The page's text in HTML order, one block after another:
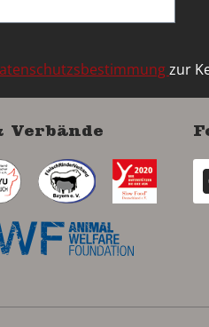
zur
Verbände